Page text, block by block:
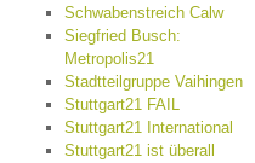
Schwabenstreich Calw
Siegfried Busch:
Metropolis21
Stadtteilgruppe Vaihingen
Stuttgart21 FAIL
Stuttgart21 International
Stuttgart21 ist überall